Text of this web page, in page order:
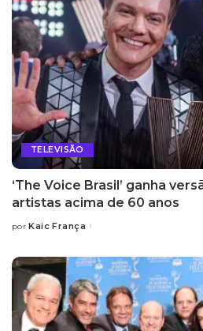
TELEVISÃO
‘The Voice Brasil’ ganha
artistas acima de 60 anos
Posted
por Kaic França